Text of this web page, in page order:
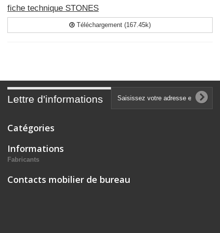
fiche technique STONES
Téléchargement (167.45k)
Lettre d'informations
Catégories
Informations
Fabricants
Contacts mobilier de bureau